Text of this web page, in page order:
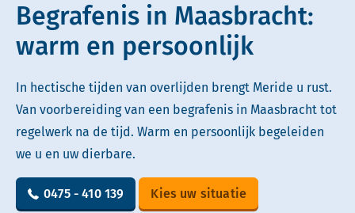
Begrafenis in Maasbracht:
warm en persoonlijk
In hectische tijden van overlijden brengt Meride u rust.
Van voorbereiding van een begrafenis in Maasbracht tot
regelwerk na de tijd. Warm en persoonlijk begeleiden
we u en uw dierbare.
0475 - 410 139 Kies uw situatie